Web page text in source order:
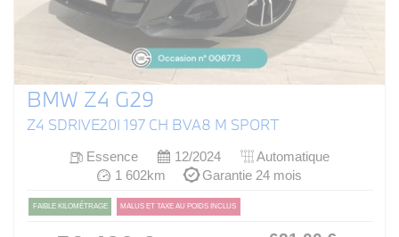
BMW Z4 G29
Z4 SDRIVE20I 197 CH BVA8 M SPORT
Essence 12/2024
Automatique
1 602km
Garantie 24 mois
FAIBLE KILOMÉTRAGE MALUS ET TAXE AU POIDS INCLUS